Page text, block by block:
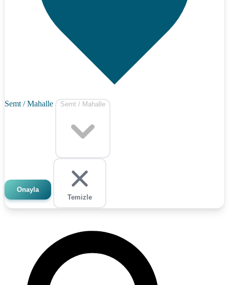
Semt / Mahalle Semt / Mahalle
Onayla
Temizle